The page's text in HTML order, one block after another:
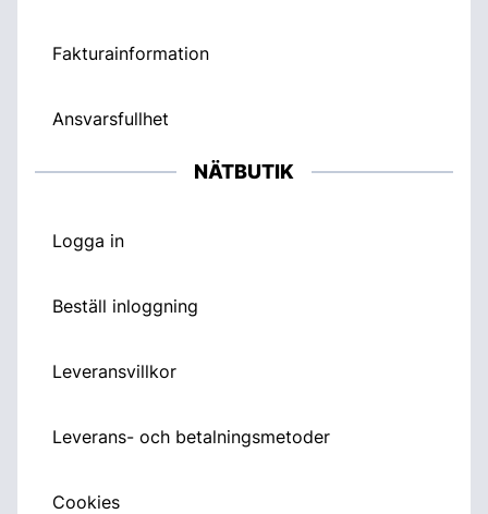
Fakturainformation
Ansvarsfullhet
NÄTBUTIK
Logga in
Beställ inloggning
Leveransvillkor
Leverans- och betalningsmetoder
Cookies